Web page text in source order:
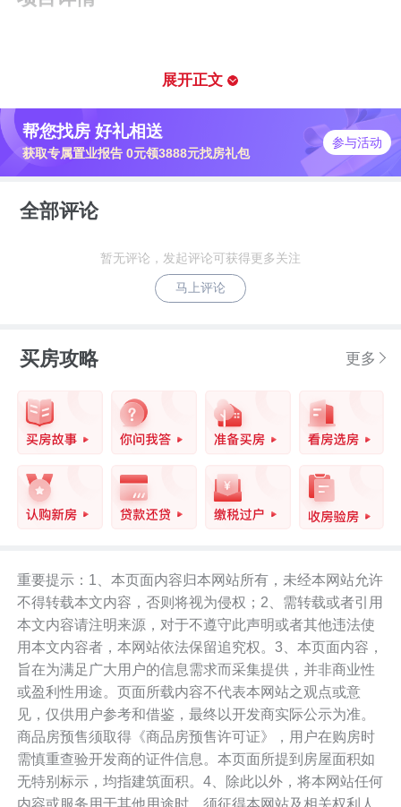
油松片区城市更新单元，周边商业、教育
配套较为醇熟。
项目分为两期开发，即将入市的是一期产
品，占地约1.56万㎡、总建面约12.7万
围内暂无地铁站分布，距离项目最近的是4
号线龙华站，约有1.7公里。项目周边还有
地铁22/25/27号线规划中，直线距离油松
公共交通：卓越·和奕府直线距离500米范
其中距离项目最近的是展滔科技园公交站
台，途经公交线路有213路。
通过项目周边的公交线路，可去到南山、
龙岗、福田等区域。
自驾：卓越·和奕府临近龙华大道、工业
路，串联梅观快速、人民路、布龙路等多
展开正文
帮您找房 好礼相送
获取专属置业报告 0元领3888元找房礼包
参与活动
全部评论
暂无评论，发起评论可获得更多关注
马上评论
买房攻略 更多
重要提示：1、本页面内容归本网站所有，未经本网站允许
不得转载本文内容，否则将视为侵权；2、需转载或者引用
本文内容请注明来源，对于不遵守此声明或者其他违法使
用本文内容者，本网站依法保留追究权。3、本页面内容，
旨在为满足广大用户的信息需求而采集提供，并非商业性
或盈利性用途。页面所载内容不代表本网站之观点或意
见，仅供用户参考和借鉴，最终以开发商实际公示为准。
商品房预售须取得《商品房预售许可证》，用户在购房时
需慎重查验开发商的证件信息。本页面所提到房屋面积如
无特别标示，均指建筑面积。4、除此以外，将本网站任何
内容或服务用于其他用途时，须征得本网站及相关权利人